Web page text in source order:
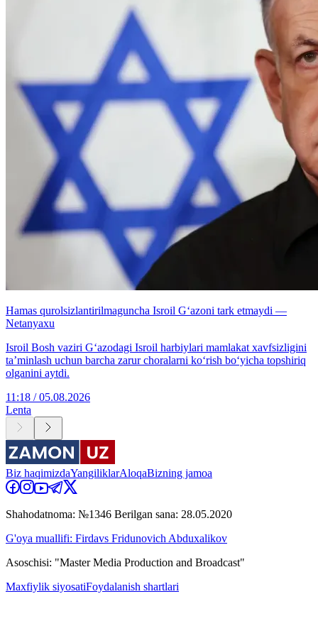
Hamas qurolsizlantirilmaguncha Isroil G‘azoni tark etmaydi —
Netanyaxu
Isroil Bosh vaziri G‘azodagi Isroil harbiylari mamlakat xavfsizligini
ta’minlash uchun barcha zarur choralarni ko‘rish bo‘yicha topshiriq
olganini aytdi.
11:18 / 05.08.2026
Lenta
Biz haqimizdaYangiliklarAloqaBizning jamoa
Shahodatnoma: №1346 Berilgan sana: 28.05.2020
G'oya muallifi: Firdavs Fridunovich Abduxalikov
Asoschisi: "Master Media Production and Broadcast"
Maxfiylik siyosatiFoydalanish shartlari